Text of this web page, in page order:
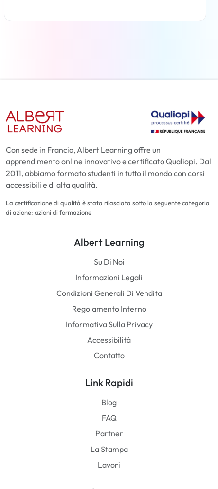
Con sede in Francia, Albert Learning offre un
apprendimento online innovativo e certificato Qualiopi. Dal
2011, abbiamo formato studenti in tutto il mondo con corsi
accessibili e di alta qualità.
La certificazione di qualità è stata rilasciata sotto la seguente categoria
di azione: azioni di formazione
Albert Learning
Su Di Noi
Informazioni Legali
Condizioni Generali Di Vendita
Regolamento Interno
Informativa Sulla Privacy
Accessibilità
Contatto
Link Rapidi
Blog
FAQ
Partner
La Stampa
Lavori